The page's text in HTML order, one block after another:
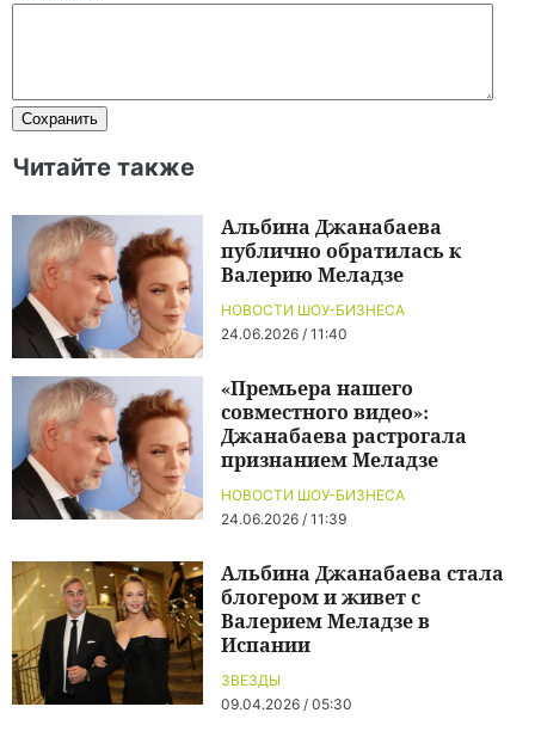
Читайте также
НОВОСТИ ШОУ-БИЗНЕСА
24.06.2026 / 11:40
Альбина Джанабаева
публично обратилась к
Валерию Меладзе
НОВОСТИ ШОУ-БИЗНЕСА
24.06.2026 / 11:39
«Премьера нашего
совместного видео»:
Джанабаева растрогала
признанием Меладзе
ЗВЕЗДЫ
09.04.2026 / 05:30
Альбина Джанабаева стала
блогером и живет с
Валерием Меладзе в
Испании